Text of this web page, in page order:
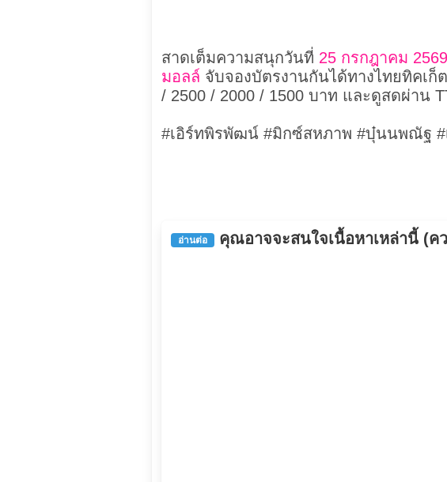
สาดเต็มความสนุกวันที่ 25 กรกฎาคม
มอลล์ จับจองบัตรงานกันได้ทางไทยทิคเก็
/ 2500 / 2000 / 1500 บาท และดูสดผ่าน
#เอิร์ทพิรพัฒน์ #มิกซ์สหภาพ #บุ๋นนพณัฐ #
อ่านต่อ คุณอาจจะสนใจเนื้อหาเหล่านี้ (ค